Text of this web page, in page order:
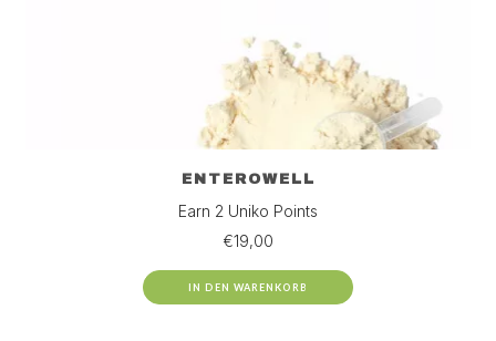
ENTEROWELL
Earn 2 Uniko Points
€19,00
IN DEN WARENKORB